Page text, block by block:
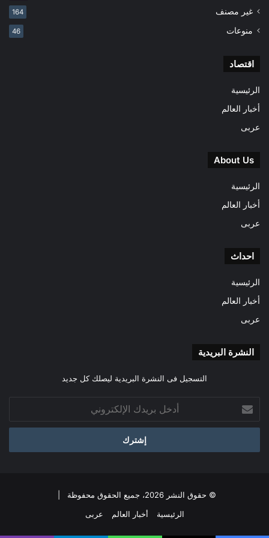
غير مصنف 164
منوعات 46
اقتصاد
الرئيسية
أخبار العالم
عربى
About Us
الرئيسية
أخبار العالم
عربى
احداث
الرئيسية
أخبار العالم
عربى
النشرة البريدية
التسجيل فى النشرة البريدية ليصلك كل جديد
بريدك
الإلكتروني
© حقوق النشر 2026، جميع الحقوق محفوظة |
الرئيسية
أخبار العالم عربى